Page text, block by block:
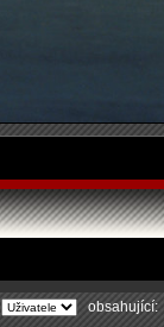
obsahující: